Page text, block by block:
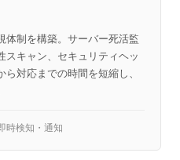
体制を構築。サーバー死活監
キャン、セキュリティヘッ
対応までの時間を短縮し、
時検知・通知